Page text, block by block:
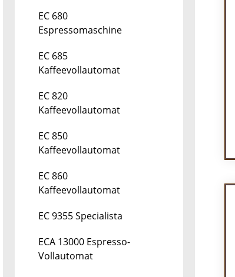
EC 680
Espressomaschine
EC 685
Kaffeevollautomat
EC 820
Kaffeevollautomat
EC 850
Kaffeevollautomat
EC 860
Kaffeevollautomat
EC 9355 Specialista
ECA 13000 Espresso-
Vollautomat